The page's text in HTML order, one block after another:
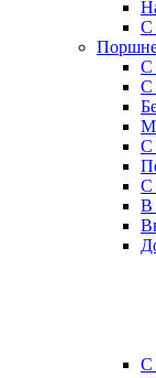
С
С
С
С
С
В
С